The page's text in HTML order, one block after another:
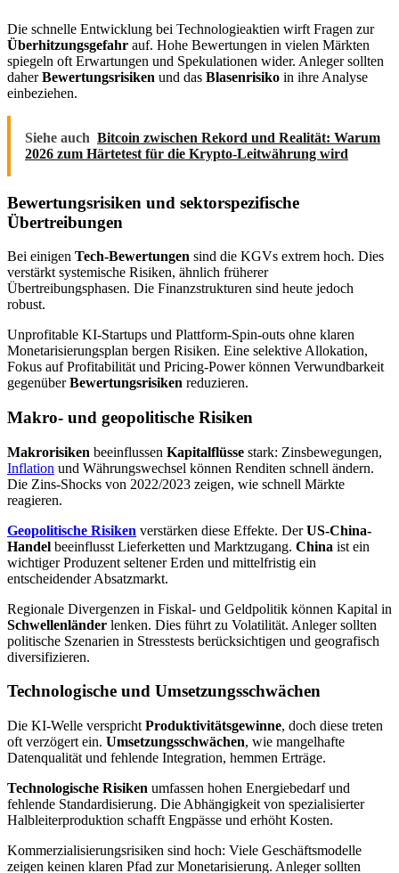
Die schnelle Entwicklung bei Technologieaktien wirft Fragen zur
Überhitzungsgefahr auf. Hohe Bewertungen in vielen Märkten
spiegeln oft Erwartungen und Spekulationen wider. Anleger sollten
daherBewertungsrisiken und das Blasenrisiko in ihre Analyse
einbeziehen.
Siehe auch Bitcoin zwischen Rekord und Realität: Warum
2026 zum Härtetest für die Krypto-Leitwährung wird
Bewertungsrisiken und sektorspezifische
Übertreibungen
Bei einigen Tech-Bewertungen sind die KGVs extrem hoch. Dies
verstärkt systemische Risiken, ähnlich früherer
Übertreibungsphasen. Die Finanzstrukturen sind heute jedoch
robust.
Unprofitable KI-Startups und Plattform-Spin‑outs ohne klaren
Monetarisierungsplan bergen Risiken. Eine selektive Allokation,
Fokus auf Profitabilität und Pricing‑Power können Verwundbarkeit
gegenüberBewertungsrisiken reduzieren.
Makro‑ und geopolitische Risiken
Makrorisiken beeinflussen Kapitalflüsse stark: Zinsbewegungen,
Inflation und Währungswechsel können Renditen schnell ändern.
Die Zins‑Shocks von 2022/2023 zeigen, wie schnell Märkte
reagieren.
Geopolitische Risiken verstärken diese Effekte. DerUS‑China-
Handel beeinflusst Lieferketten und Marktzugang. China ist ein
wichtiger Produzent seltener Erden und mittelfristig ein
entscheidender Absatzmarkt.
Regionale Divergenzen in Fiskal‑ und Geldpolitik können Kapital in
Schwellenländer lenken. Dies führt zu Volatilität. Anleger sollten
politische Szenarien in Stresstests berücksichtigen und geografisch
diversifizieren.
Technologische und Umsetzungsschwächen
Die KI-Welle verspricht Produktivitätsgewinne, doch diese treten
oft verzögert ein. Umsetzungsschwächen, wie mangelhafte
Datenqualität und fehlende Integration, hemmen Erträge.
Technologische Risiken umfassen hohen Energiebedarf und
fehlende Standardisierung. Die Abhängigkeit von spezialisierter
Halbleiterproduktion schafft Engpässe und erhöht Kosten.
Kommerzialisierungsrisiken sind hoch: Viele Geschäftsmodelle
zeigen keinen klaren Pfad zur Monetarisierung. Anleger sollten